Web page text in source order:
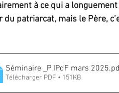
à ce qui a
du patriarcat, mais le Père,
Séminaire _P IPdF mars 2025
Télécharger PDF • 151KB